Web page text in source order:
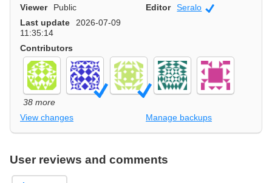
Viewer
Public Editor Seralo
Community
Last update
2026-07-09
11:35:14
Contributors
38 more
View changes
Manage backups
User reviews and comments